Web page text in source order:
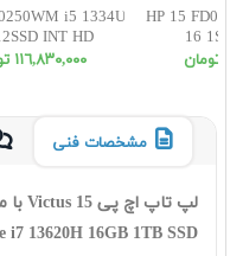
i5 1334U
INT HD
١١٦,٨٣٠,٠٠٠ تومان
HP 15
16
مشخصات فنی
13620H 16GB 1TB SSD